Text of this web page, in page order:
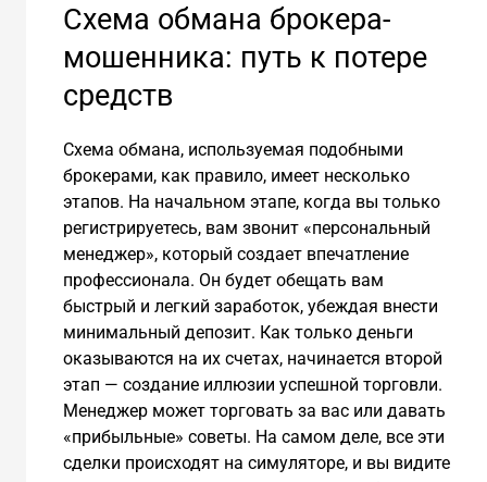
Схема обмана брокера-
мошенника: путь к потере
средств
Схема обмана, используемая подобными
брокерами, как правило, имеет несколько
этапов. На начальном этапе, когда вы только
регистрируетесь, вам звонит «персональный
менеджер», который создает впечатление
профессионала. Он будет обещать вам
быстрый и легкий заработок, убеждая внести
минимальный депозит. Как только деньги
оказываются на их счетах, начинается второй
этап — создание иллюзии успешной торговли.
Менеджер может торговать за вас или давать
«прибыльные» советы. На самом деле, все эти
сделки происходят на симуляторе, и вы видите